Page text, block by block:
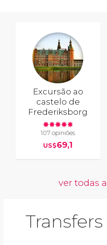
Excursão ao
castelo de
Frederiksborg
107 opiniões
US$69,1
ver todas